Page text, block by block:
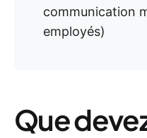
communication
employés)
Que